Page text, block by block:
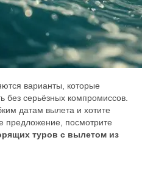
варианты, которые
без серьёзных компромиссов.
датам вылета и хотите
предложение, посмотрите
туров с вылетом из